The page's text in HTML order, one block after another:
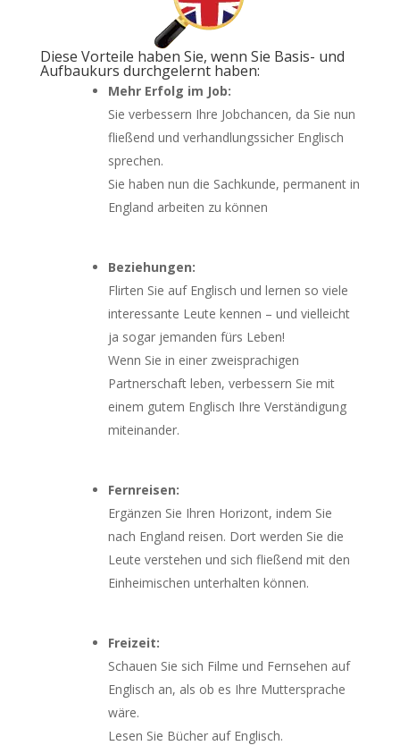
Diese Vorteile haben Sie, wenn Sie Basis- und
Aufbaukurs durchgelernt haben:
Mehr Erfolg im Job:
Sie verbessern Ihre Jobchancen, da Sie nun
fließend und verhandlungssicher Englisch
sprechen.
Sie haben nun die Sachkunde, permanent in
England arbeiten zu können
Beziehungen:
Flirten Sie auf Englisch und lernen so viele
interessante Leute kennen – und vielleicht
ja sogar jemanden fürs Leben!
Wenn Sie in einer zweisprachigen
Partnerschaft leben, verbessern Sie mit
einem gutem Englisch Ihre Verständigung
miteinander.
Fernreisen:
Ergänzen Sie Ihren Horizont, indem Sie
nach England reisen. Dort werden Sie die
Leute verstehen und sich fließend mit den
Einheimischen unterhalten können.
Freizeit:
Schauen Sie sich Filme und Fernsehen auf
Englisch an, als ob es Ihre Muttersprache
wäre.
Lesen Sie Bücher auf Englisch.